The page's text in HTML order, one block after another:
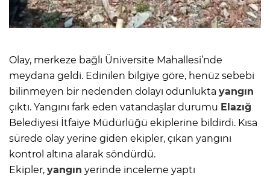
Olay, merkeze bağlı Üniversite Mahallesi’nde
meydana geldi. Edinilen bilgiye göre, henüz sebebi
bilinmeyen bir nedenden dolayı odunlukta yangın
çıktı. Yangını fark eden vatandaşlar durumu Elazığ
Belediyesi İtfaiye Müdürlüğü ekiplerine bildirdi. Kısa
sürede olay yerine giden ekipler, çıkan yangını
kontrol altına alarak söndürdü.
Ekipler, yangın yerinde inceleme yaptı